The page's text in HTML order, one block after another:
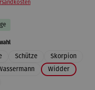
auswählen
Schütze
Skorpion
Widder